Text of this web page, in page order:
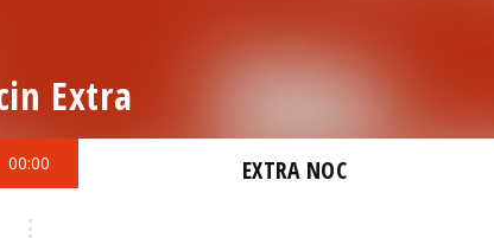
Extra
00:00 EXTRA NOC